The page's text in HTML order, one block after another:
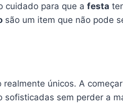
cuidado para que a festa
são um item que não pode
únicos. A
sofisticadas sem perder a